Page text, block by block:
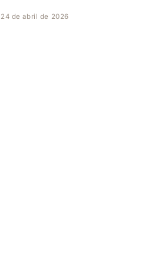
24 de abril de 2026